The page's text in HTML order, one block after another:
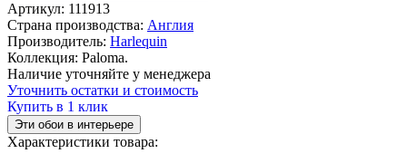
Артикул: 111913
Страна производства: Англия
Производитель: Harlequin
Коллекция: Paloma.
Наличие уточняйте у менеджера
Уточнить остатки и стоимость
Купить в 1 клик
Эти обои в интерьере
Характеристики товара: